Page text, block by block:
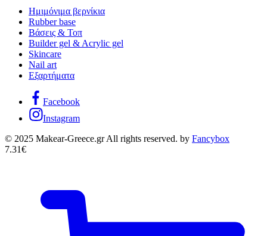
Ημιμόνιμα βερνίκια
Rubber base
Βάσεις & Τοπ
Builder gel & Acrylic gel
Skincare
Nail art
Εξαρτήματα
Facebook
Instagram
© 2025 Makear-Greece.gr All rights reserved. by Fancybox
7.31€